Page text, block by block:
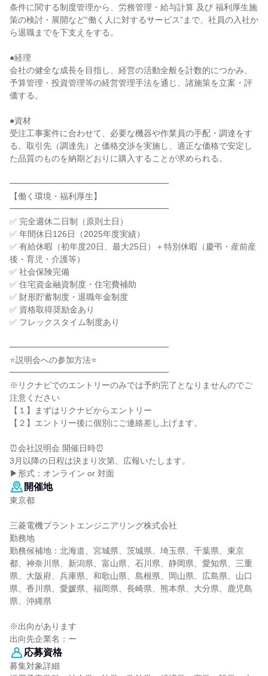
条件に関する制度管理から、労務管理・給与計算 及び 福利厚生施
策の検討・展開など“働く人に対するサービス”まで、社員の入社か
ら退職までを下支えをする。
●経理
会社の健全な成長を目指し、経営の活動全般を計数的につかみ、
予算管理・投資管理等の経営管理手法を通じ、諸施策を立案・評
価する。
●資材
受注工事案件に合わせて、必要な機器や作業員の手配・調達をす
る。取引先（調達先）と価格交渉を実施し、適正な価格で安定し
た品質のものを納期どおりに購入することが求められる。
━━━━━━━━━━━━━━━━━━━
【働く環境・福利厚生】
━━━━━━━━━━━━━━━━━━━
✅ 完全週休二日制（原則土日）
✅ 年間休日126日（2025年度実績）
✅ 有給休暇（初年度20日、最大25日）＋特別休暇（慶弔・産前産
後・育児・介護等）
✅ 社会保険完備
✅ 住宅資金融資制度・住宅費補助
✅ 財形貯蓄制度・退職年金制度
✅ 資格取得奨励金あり
✅ フレックスタイム制度あり
━━━━━━━━━━━━━━━━━━━
⭐説明会への参加方法⭐
━━━━━━━━━━━━━━━━━━━
※リクナビでのエントリーのみでは予約完了となりませんのでご
注意ください
【１】まずはリクナビからエントリー
【２】エントリー後に個別にご連絡差し上げます。
⏰会社説明会 開催日時⏰
3月以降の日程は決まり次第、広報いたします。
▶形式：オンライン or 対面
開催地
東京都
三菱電機プラントエンジニアリング株式会社
勤務地
勤務候補地：北海道、宮城県、茨城県、埼玉県、千葉県、東京
都、神奈川県、新潟県、富山県、石川県、静岡県、愛知県、三重
県、大阪府、兵庫県、和歌山県、島根県、岡山県、広島県、山口
県、香川県、愛媛県、福岡県、長崎県、熊本県、大分県、鹿児島
県、沖縄県
※出向があります
出向先企業名：ー
応募資格
募集対象詳細